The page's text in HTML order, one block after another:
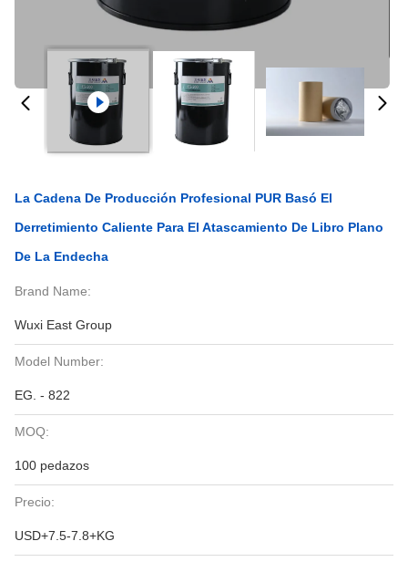
La Cadena De Producción Profesional PUR Basó El
Derretimiento Caliente Para El Atascamiento De Libro Plano
De La Endecha
Brand Name:
Wuxi East Group
Model Number:
EG. - 822
MOQ:
100 pedazos
Precio:
USD+7.5-7.8+KG